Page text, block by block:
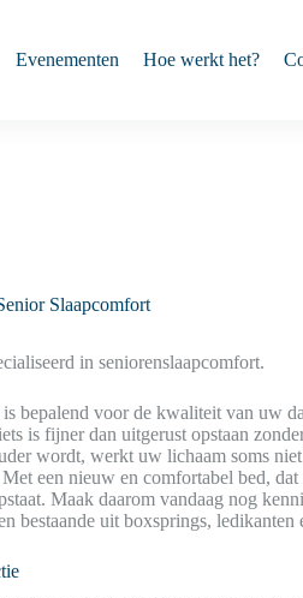
Evenementen Hoe werkt het?
Slaapcomfort
in seniorenslaapcomfort.
bepalend voor de kwaliteit van uw
is fijner dan uitgerust opstaan
wordt, werkt uw lichaam soms
een nieuw en comfortabel bed,
Maak daarom vandaag nog
bestaande uit boxsprings, ledikanten